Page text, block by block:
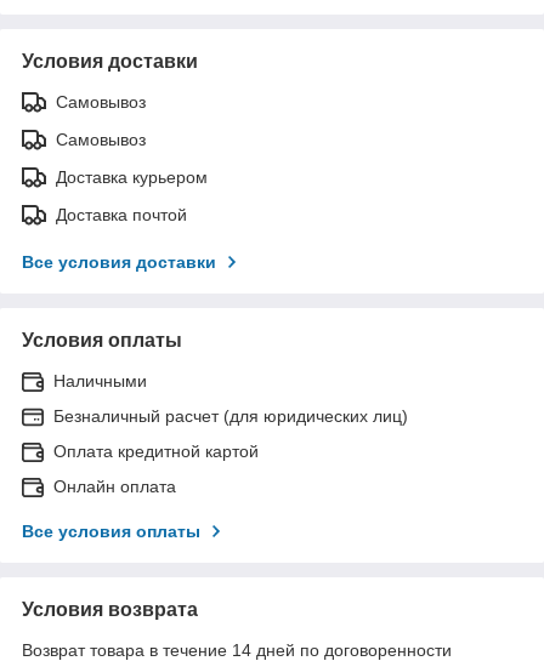
Условия доставки
Самовывоз
Самовывоз
Доставка курьером
Доставка почтой
Все условия доставки
Условия оплаты
Наличными
Безналичный расчет (для юридических лиц)
Оплата кредитной картой
Онлайн оплата
Все условия оплаты
Условия возврата
Возврат товара в течение 14 дней по договоренности